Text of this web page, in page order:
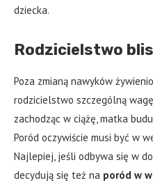
dziecka.
Rodzicielstwo
Poza zmianą nawyków
rodzicielstwo szczególną
zachodząc w ciążę, matka
Poród oczywiście musi być w
Najlepiej, jeśli odbywa się w
decydują się też na poród w